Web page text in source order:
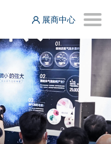
展商中心